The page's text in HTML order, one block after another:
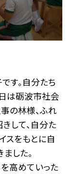
す。自分たち
は砺波市社会
の林様、ふれ
して、自分た
スをもとに自
した。
高めていった